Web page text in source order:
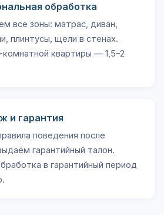
обработка
все зоны: матрас, диван,
плинтусы, щели в стенах.
квартиры — 1,5–2
и гарантия
поведения после
гарантийный талон.
в гарантийный период